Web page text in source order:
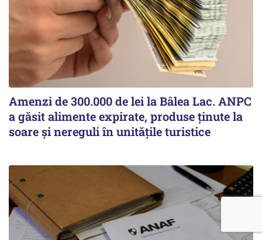
Amenzi de 300.000 de lei la Bâlea Lac. ANPC
a găsit alimente expirate, produse ținute la
soare și nereguli în unitățile turistice